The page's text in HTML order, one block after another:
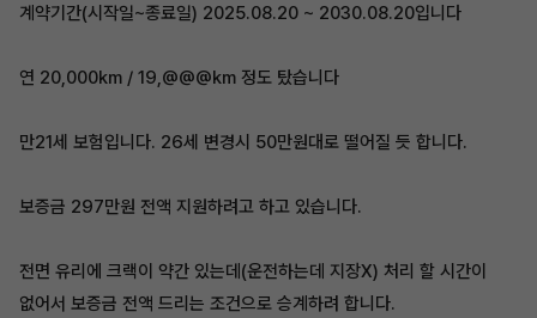
계약기간(시작일~종료일) 2025.08.20 ~ 2030.08.20입니다
연 20,000km / 19,@@@km 정도 탔습니다
만21세 보험입니다. 26세 변경시 50만원대로 떨어질 듯 합니다.
보증금 297만원 전액 지원하려고 하고 있습니다.
전면 유리에 크랙이 약간 있는데(운전하는데 지장X) 처리 할 시간이
없어서 보증금 전액 드리는 조건으로 승계하려 합니다.